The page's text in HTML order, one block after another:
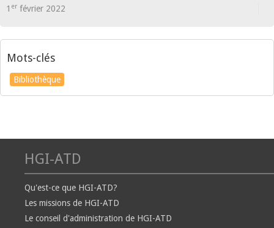
1 er février 2022
Mots-clés
Bibliothèque
HGI-ATD
Qu'est-ce que HGI-ATD?
Les missions de HGI-ATD
Le conseil d'administration de HGI-ATD